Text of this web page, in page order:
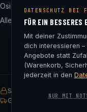
Osight
Alle 24 Marken
SSL-verschlüsselt
Gratis Versand ab € 75
DATENSCHUTZ BEI
FÜR EIN BESSERES
Mit deiner
dich interessieren
Angebote statt
(Warenkorb,
jederzeit in den
NUR MIT